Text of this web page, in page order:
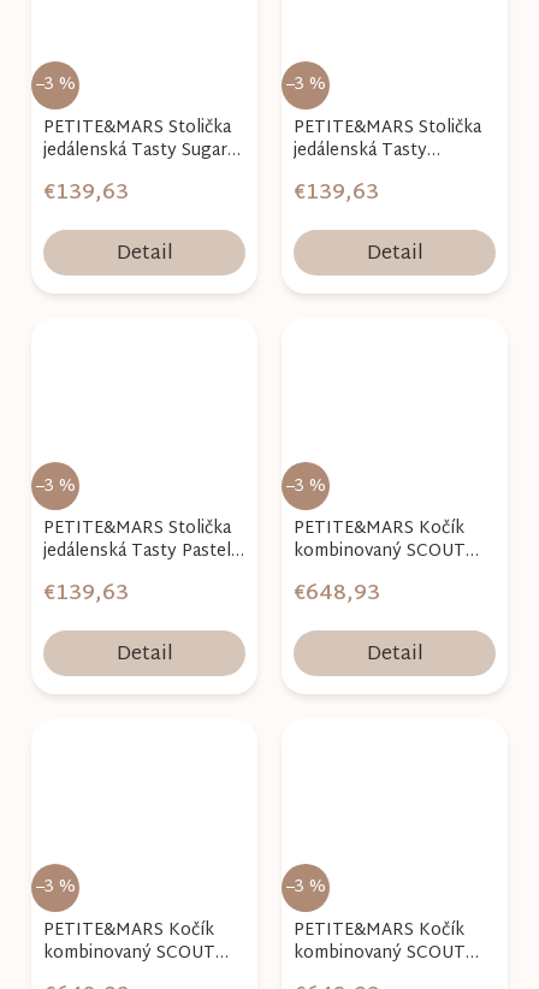
–3 %
PETITE&MARS Stolička
jedálenská Tasty Sugar
€139,63
Detail
–3 %
PETITE&MARS Stolička
jedálenská Tasty
€139,63
Detail
–3 %
PETITE&MARS Stolička
jedálenská Tasty Pastel
€139,63
Detail
–3 %
PETITE&MARS Kočík
kombinovaný SCOUT
Pro i-Size
€648,93
Detail
–3 %
PETITE&MARS Kočík
kombinovaný SCOUT
–3 %
PETITE&MARS Kočík
kombinovaný SCOUT